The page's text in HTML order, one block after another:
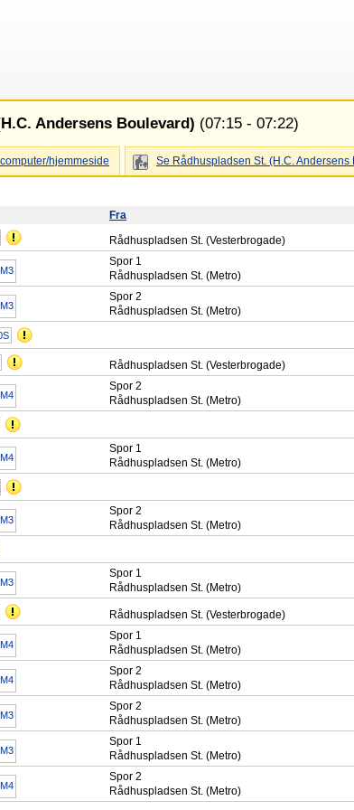
Andersens Boulevard) (07:15 - 07:22)
hjemmeside Se Rådhuspladsen St. (H.C. Andersens
Fra
Rådhuspladsen St. (Vesterbrogade)
Spor 1
Rådhuspladsen St. (Metro)
Spor 2
Rådhuspladsen St. (Metro)
Rådhuspladsen St. (Vesterbrogade)
Spor 2
Rådhuspladsen St. (Metro)
Spor 1
Rådhuspladsen St. (Metro)
Spor 2
Rådhuspladsen St. (Metro)
Spor 1
Rådhuspladsen St. (Metro)
Rådhuspladsen St. (Vesterbrogade)
Spor 1
Rådhuspladsen St. (Metro)
Spor 2
Rådhuspladsen St. (Metro)
Spor 2
Rådhuspladsen St. (Metro)
Spor 1
Rådhuspladsen St. (Metro)
Spor 2
Rådhuspladsen St. (Metro)